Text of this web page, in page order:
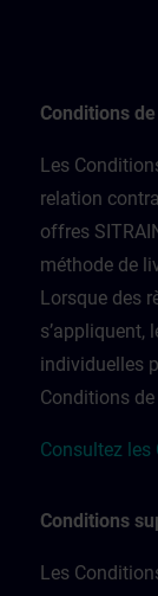
Conditions
Les
relation
offres
méthode de
Lorsque des
s’appliquent,
individuelles
Conditions
Consultez les
Conditions
Les